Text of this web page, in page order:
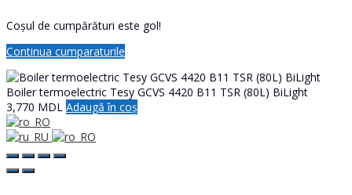
Coșul de cumpărături este gol!
Continua cumparaturile
Boiler termoelectric Tesy GCVS 4420 B11 TSR (80L) BiLight
3,770 MDL Adaugă în coș